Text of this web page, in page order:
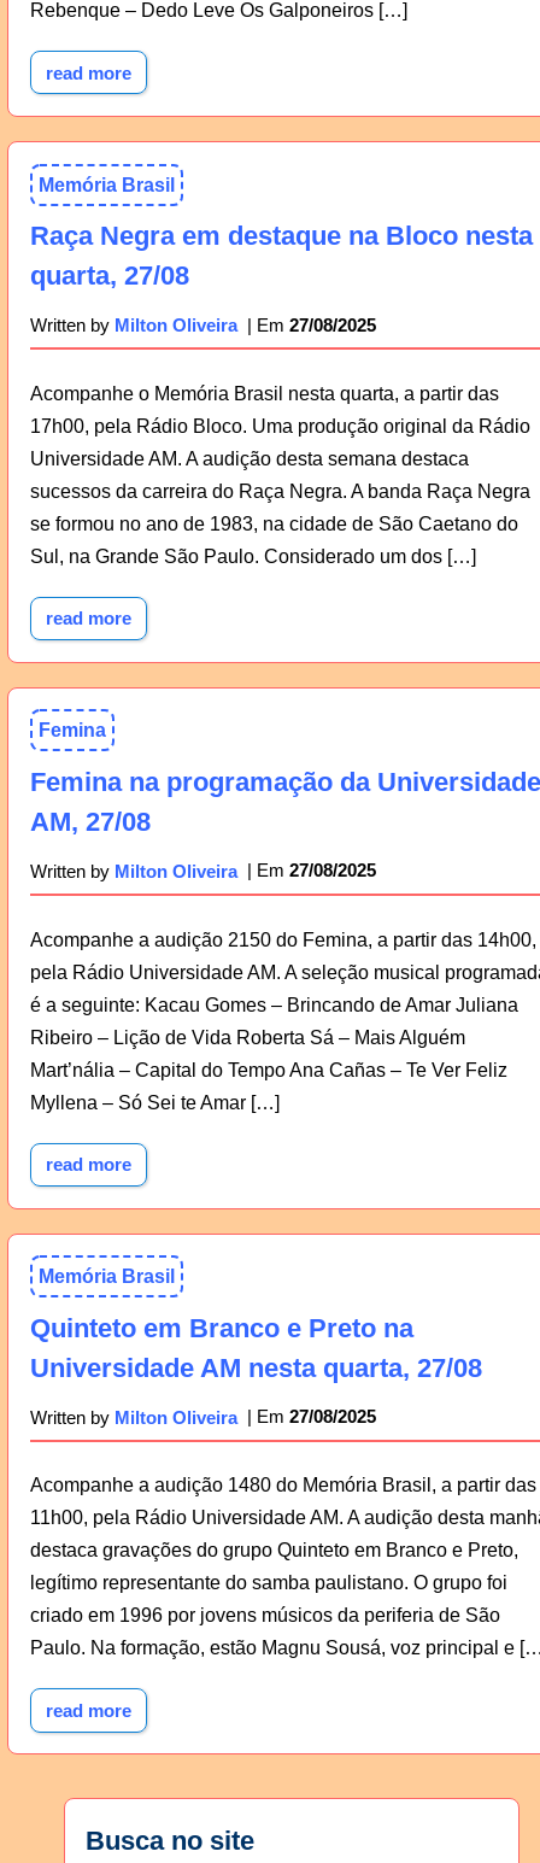
Rebenque – Dedo Leve Os Galponeiros […]
read more
Memória Brasil
Raça Negra em destaque na Bloco nesta
quarta, 27/08
Written by Milton Oliveira 27/08/2025
Acompanhe o Memória Brasil nesta quarta, a partir das
17h00, pela Rádio Bloco. Uma produção original da Rádio
Universidade AM. A audição desta semana destaca
sucessos da carreira do Raça Negra. A banda Raça Negra
se formou no ano de 1983, na cidade de São Caetano do
Sul, na Grande São Paulo. Considerado um dos […]
read more
Femina
Femina na programação da Universidade
AM, 27/08
Written by Milton Oliveira 27/08/2025
Acompanhe a audição 2150 do Femina, a partir das 14h00,
pela Rádio Universidade AM. A seleção musical
é a seguinte: Kacau Gomes – Brincando de Amar Juliana
Ribeiro – Lição de Vida Roberta Sá – Mais Alguém
Mart’nália – Capital do Tempo Ana Cañas – Te Ver Feliz
Myllena – Só Sei te Amar […]
read more
Memória Brasil
Quinteto em Branco e Preto na
Universidade AM nesta quarta, 27/08
Written by Milton Oliveira 27/08/2025
Acompanhe a audição 1480 do Memória Brasil, a partir das
11h00, pela Rádio Universidade AM. A audição desta
destaca gravações do grupo Quinteto em Branco e Preto,
legítimo representante do samba paulistano. O grupo foi
criado em 1996 por jovens músicos da periferia de São
Paulo. Na formação, estão Magnu Sousá, voz principal e
read more
Busca no site